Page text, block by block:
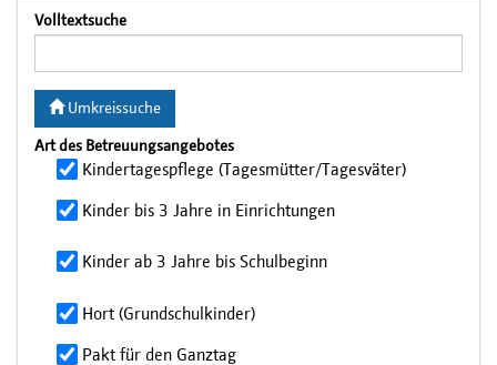
Volltextsuche
Umkreissuche
Art des Betreuungsangebotes
Kindertagespflege (Tagesmütter/Tagesväter)
Kinder bis 3 Jahre in Einrichtungen
Kinder ab 3 Jahre bis Schulbeginn
Hort (Grundschulkinder)
Pakt für den Ganztag